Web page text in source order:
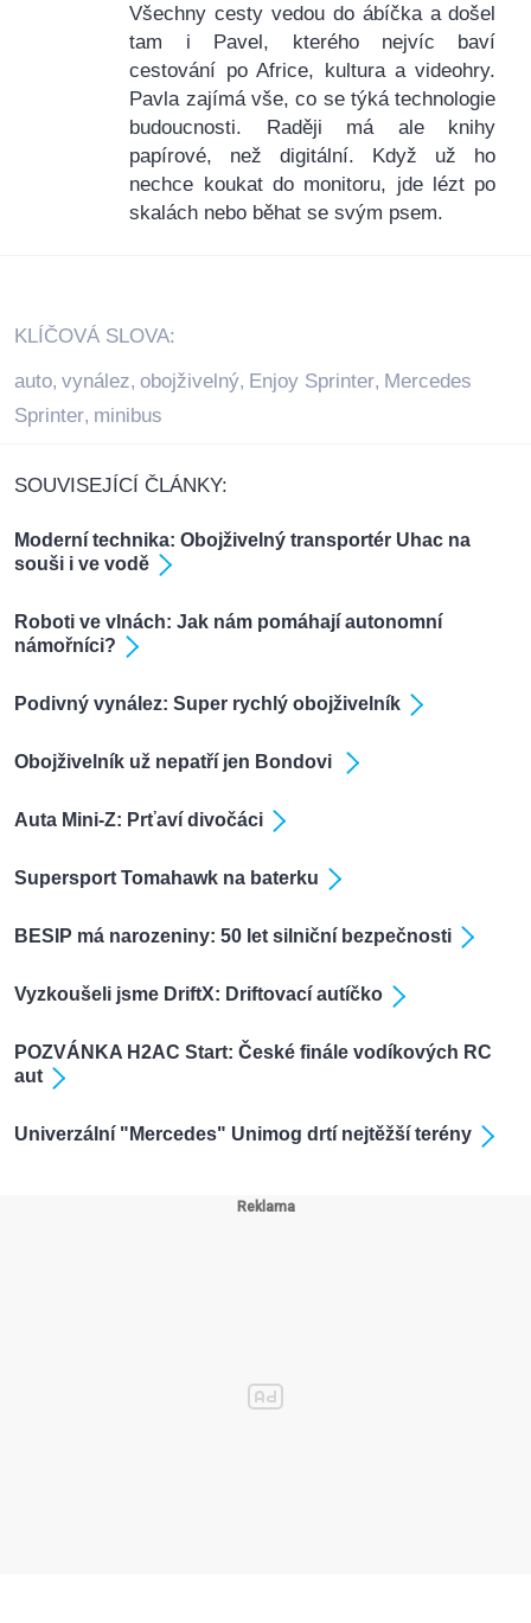
Všechny cesty vedou do ábíčka a došel
tam i Pavel, kterého nejvíc baví
cestování po Africe, kultura a videohry.
Pavla zajímá vše, co se týká technologie
budoucnosti. Raději má ale knihy
papírové, než digitální. Když už ho
nechce koukat do monitoru, jde lézt po
skalách nebo běhat se svým psem.
KLÍČOVÁ SLOVA:
auto, vynález, obojživelný, Enjoy Sprinter, Mercedes
Sprinter, minibus
SOUVISEJÍCÍ ČLÁNKY:
Moderní technika: Obojživelný transportér Uhac na
souši i ve vodě
Roboti ve vlnách: Jak nám pomáhají autonomní
námořníci?
Podivný vynález: Super rychlý obojživelník
Obojživelník už nepatří jen Bondovi
Auta Mini-Z: Prťaví divočáci
Supersport Tomahawk na baterku
BESIP má narozeniny: 50 let silniční bezpečnosti
Vyzkoušeli jsme DriftX: Driftovací autíčko
POZVÁNKA H2AC Start: České finále vodíkových RC
aut
Univerzální "Mercedes" Unimog drtí nejtěžší terény